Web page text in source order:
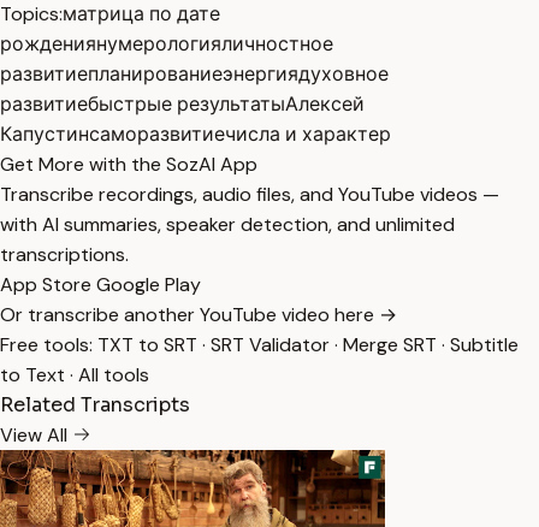
Topics:матрица по дате
рождениянумерологияличностное
развитиепланированиеэнергиядуховное
развитиебыстрые результатыАлексей
Капустинсаморазвитиечисла и характер
Get More with the SozAI App
Transcribe recordings, audio files, and YouTube videos —
with AI summaries, speaker detection, and unlimited
transcriptions.
App Store Google Play
Or transcribe another YouTube video here →
Free tools: TXT to SRT · SRT Validator· Merge SRT · Subtitle
to Text · All tools
Related Transcripts
View All